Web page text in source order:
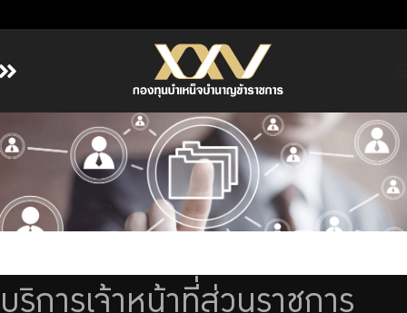
เกี่ยวกับ กบข.
ลงทุน
การบริหารความเสี่ยง
บริการเจ้าหน้าที่ส่วนราชการ